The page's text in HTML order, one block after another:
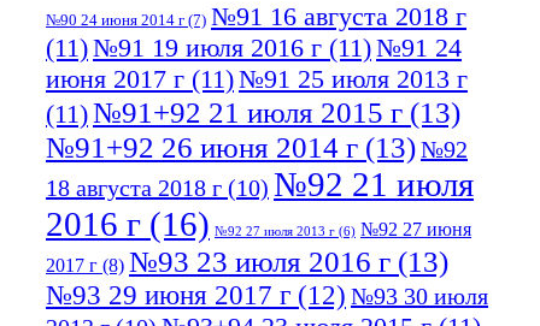
№90 24 июня 2014 г (7) №91 16 августа 2018 г
(11)№91 19 июля 2016 г (11)№91 24
июня 2017 г (11)№91 25 июля 2013 г
(11)№91+92 21 июля 2015 г (13)
№91+92 26 июня 2014 г (13)№92
18 августа 2018 г (10) №92 21 июля
2016 г (16) №92 27 июля 2013 г (6) №92 27 июня
2017 г (8) №93 23 июля 2016 г (13)
№93 29 июня 2017 г (12) №93 30 июля